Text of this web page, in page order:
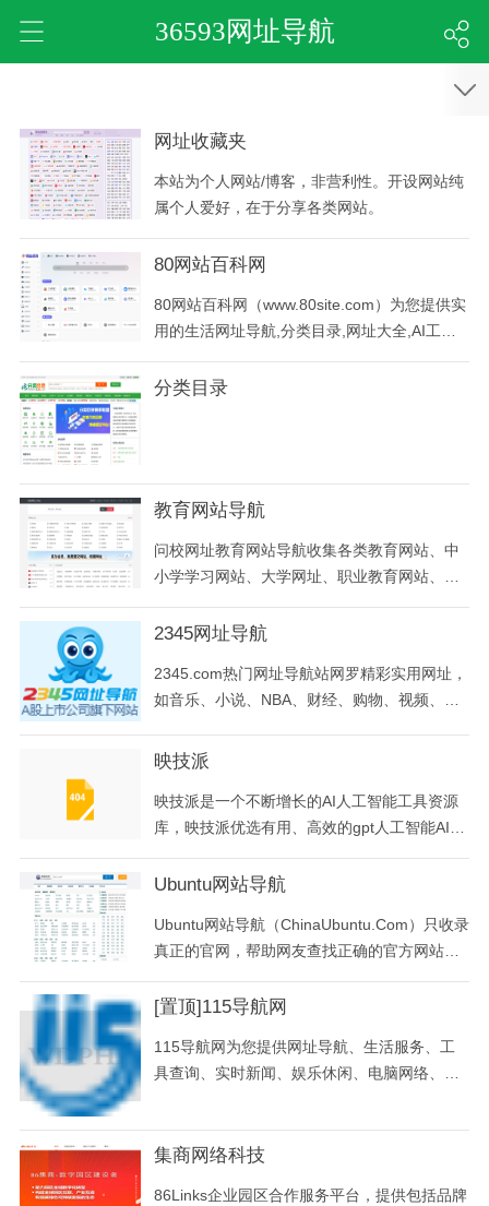
36593网址导航
网址收藏夹
本站为个人网站/博客，非营利性。开设网站纯
属个人爱好，在于分享各类网站。
80网站百科网
80网站百科网（www.80site.com）为您提供实
用的生活网址导航,分类目录,网址大全,AI工具
分类目录
教育网站导航
问校网址教育网站导航收集各类教育网站、中
小学学习网站、大学网址、职业教育网站、考
类、考试、培训、创业、教育网址导航。
2345网址导航
2345.com热门网址导航站网罗精彩实用网址，
如音乐、小说、NBA、财经、购物、视频、软
提供了多种搜索引擎入口、实用查询、天气预
网络更轻松。
映技派
映技派是一个不断增长的AI人工智能工具资源
库，映技派优选有用、高效的gpt人工智能AI工
了解每日AI人工智能新闻和工具。
Ubuntu网站导航
Ubuntu网站导航（ChinaUbuntu.Com）只收录
真正的官网，帮助网友查找正确的官方网站，
识，避免进入假官网，避免上当、受骗造成的
[置顶]115导航网
115导航网为您提供网址导航、生活服务、工
具查询、实时新闻、娱乐休闲、电脑网络、财
业网站、地方网站等多种类别一站式上网导航
服务。“115导航网”力求打造最好的个性化微门
集商网络科技
86Links企业园区合作服务平台，提供包括品牌